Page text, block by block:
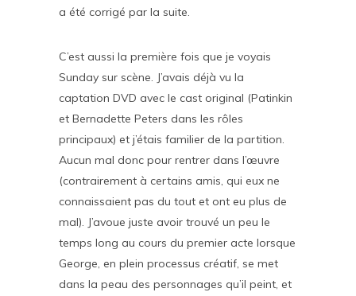
a été corrigé par la suite.
C’est aussi la première fois que je voyais
Sunday sur scène. J’avais déjà vu la
captation DVD avec le cast original (Patinkin
et Bernadette Peters dans les rôles
principaux) et j’étais familier de la partition.
Aucun mal donc pour rentrer dans l’œuvre
(contrairement à certains amis, qui eux ne
connaissaient pas du tout et ont eu plus de
mal). J’avoue juste avoir trouvé un peu le
temps long au cours du premier acte lorsque
George, en plein processus créatif, se met
dans la peau des personnages qu’il peint, et